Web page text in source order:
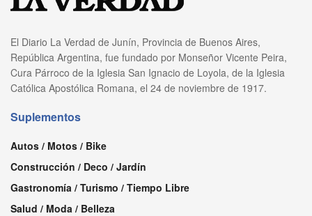
El Diario La Verdad de Junín, Provincia de Buenos Aires,
República Argentina, fue fundado por Monseñor Vicente Peira,
Cura Párroco de la Iglesia San Ignacio de Loyola, de la Iglesia
Católica Apostólica Romana, el 24 de noviembre de 1917.
Suplementos
Autos / Motos / Bike
Construcción / Deco / Jardín
Gastronomía / Turismo / Tiempo Libre
Salud / Moda / Belleza